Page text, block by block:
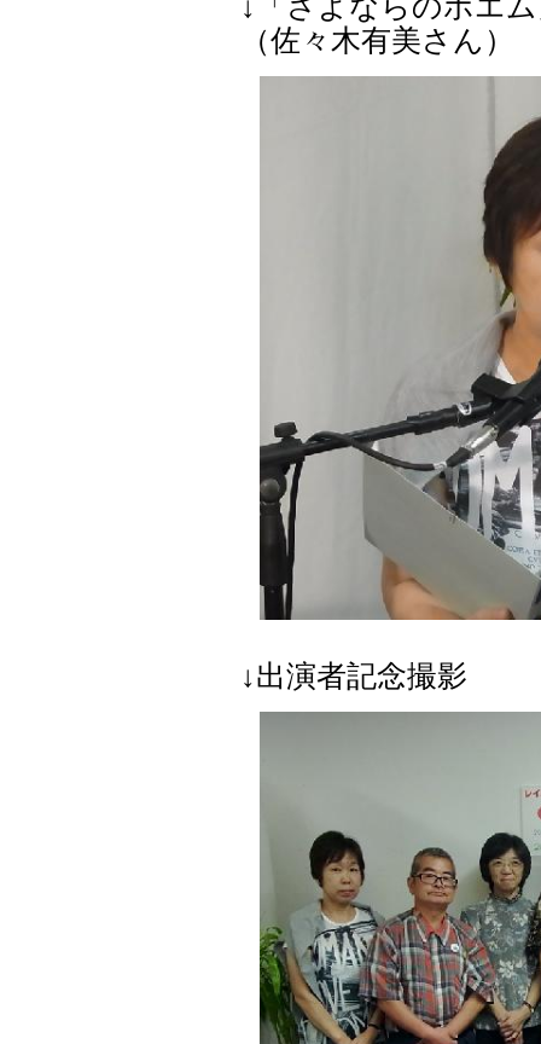
（佐々木有美さん）
↓出演者記念撮影